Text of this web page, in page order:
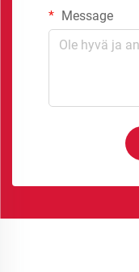
Message